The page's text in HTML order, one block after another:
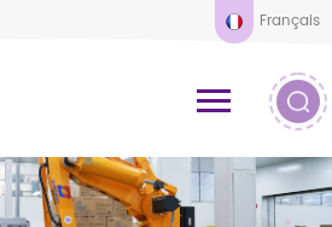
Français